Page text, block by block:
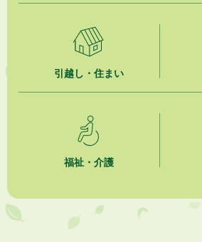
市民の勇気ある応急手当に感謝状を贈呈しました
2026年8月4日
夏季休暇期間 開業医等診療予定
「水道カルテ」の公表について
2026年8月3日
引越し・住まい
福祉・介護